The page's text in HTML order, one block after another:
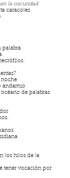
la oscuridad.
caracoles
palabra
noche
andamio
de palabras
los hilos de la
tener vocación por